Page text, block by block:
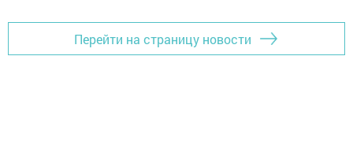
Перейти на страницу новости